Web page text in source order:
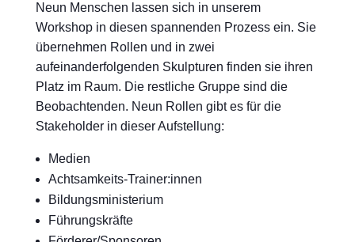
Neun Menschen lassen sich in unserem
Workshop in diesen spannenden Prozess ein. Sie
übernehmen Rollen und in zwei
aufeinanderfolgenden Skulpturen finden sie ihren
Platz im Raum. Die restliche Gruppe sind die
Beobachtenden. Neun Rollen gibt es für die
Stakeholder in dieser Aufstellung:
Medien
Achtsamkeits-Trainer:innen
Bildungsministerium
Führungskräfte